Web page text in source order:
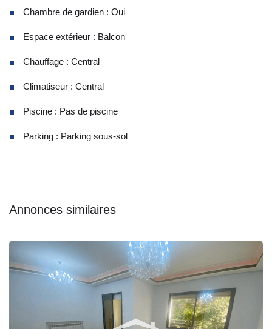
Chambre de gardien : Oui
Espace extérieur : Balcon
Chauffage : Central
Climatiseur : Central
Piscine : Pas de piscine
Parking : Parking sous-sol
Annonces similaires